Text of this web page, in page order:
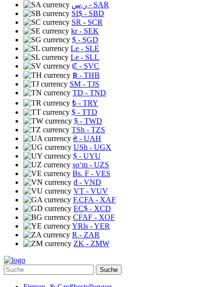
ر.س - SAR
SI$ - SBD
SR - SCR
kr- SEK
$ - SGD
Le - SLE
Le - SLL
₡ - SVC
฿ - THB
ЅМ - TJS
TD - TND
₺ - TRY
$ - TTD
$ - TWD
TSh - TZS
₴ - UAH
USh - UGX
$ - UYU
soʻm - UZS
Bs. F - VES
₫ - VND
VT - VUV
F.CFA - XAF
EC$ - XCD
CFAF - XOF
YRls - YER
R - ZAR
ZK - ZMW
Suche